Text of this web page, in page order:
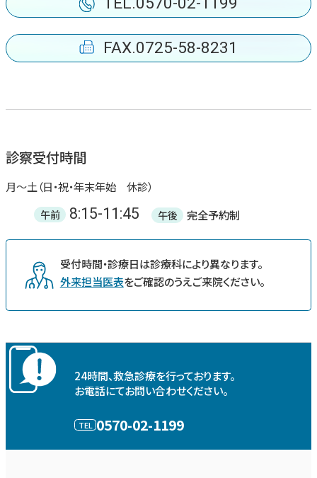
診察受付時間
月〜土（日・祝・年末年始 休診）
午前 8:15-11:45 午後 完全予約制
受付時間・診療日は診療科により異なります。
外来担当医表をご確認のうえご来院ください。
24時間、救急診療を行っております。
お電話にてお問い合わせください。
0570-02-1199
FAX.0725-58-8231